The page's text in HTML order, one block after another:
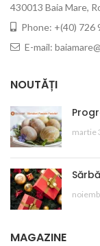
430013 Baia Mare,
Phone: +(40) 726
E-mail:
NOUTĂȚI
martie
MAGAZINE